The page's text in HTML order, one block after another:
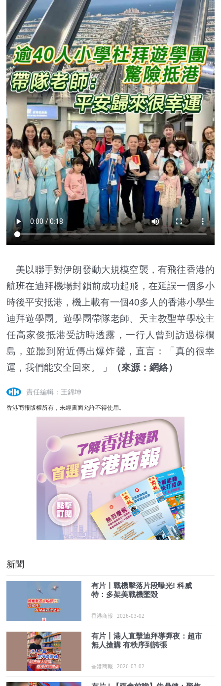
美以聯手對伊朗發動大規模空襲，有飛往香港的
航班在迪拜機場封鎖前成功起飛，在延誤一個多小
時後平安抵港，機上載有一個40多人的香港小學生
迪拜遊學團。遊學團帶隊老師、天主教聖華學校主
任高家俊抵港受訪時透露，一行人曾到訪過棕櫚
島，並聽到附近傳出爆炸聲，直言：「真的很幸
運，我們能安全回來。 」
（來源：網絡）
責任編輯：王錦坤
香港商報版權所有，未經書面允許不得使用。
新聞
有片丨戰機擊落片段曝光! 科威
特：多架美戰機墜毀
香港商報 2026-03-02
有片丨港人直擊迪拜導彈夜：超市
無人搶購 有秩序到誇張
香港商報 2026-03-02